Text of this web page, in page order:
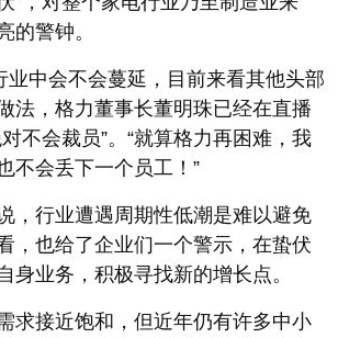
的警钟。
业中会不会蔓延，目前来看其他头部
法，格力董事长董明珠已经在直播
不会裁员”。“就算格力再困难，我
不会丢下一个员工！”
，行业遭遇周期性低潮是难以避免
，也给了企业们一个警示，在蛰伏
身业务，积极寻找新的增长点。
求接近饱和，但近年仍有许多中小